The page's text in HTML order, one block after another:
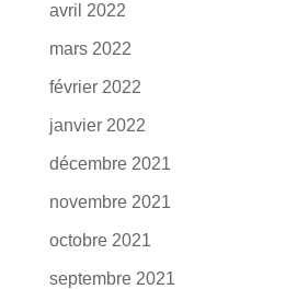
avril 2022
mars 2022
février 2022
janvier 2022
décembre 2021
novembre 2021
octobre 2021
septembre 2021